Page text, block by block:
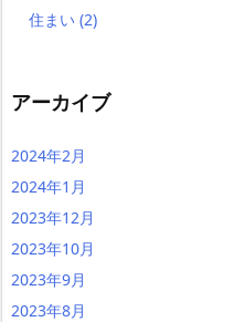
住まい (2)
アーカイブ
2024年2月
2024年1月
2023年12月
2023年10月
2023年9月
2023年8月